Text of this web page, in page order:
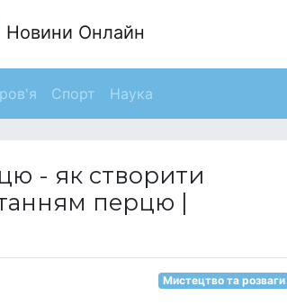
Новини Онлайн
Спорт Наука
- як створити
перцю |
Мистецтво та розваги